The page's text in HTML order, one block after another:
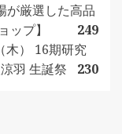
が厳選した高品
ップ】
249
木） 16期研究
羽 生誕祭
230